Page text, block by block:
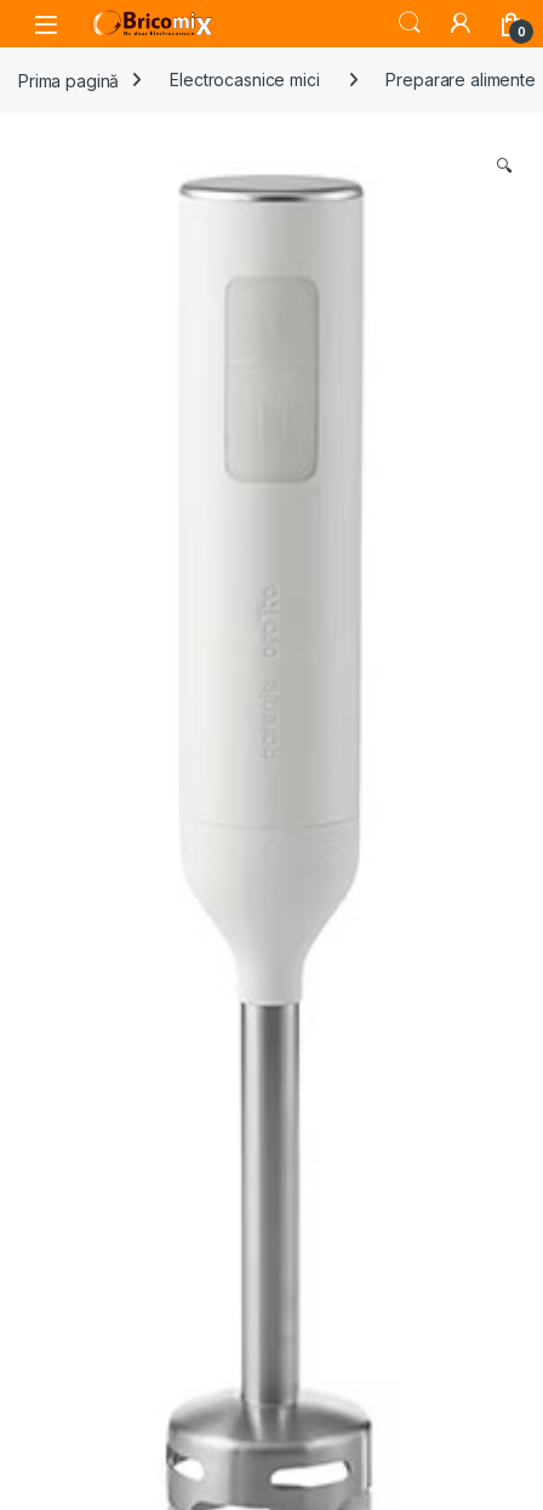
Skip to navigation
Skip to content
Open 0
Prima pagină Electrocasnice mici Preparare alimente
🔍